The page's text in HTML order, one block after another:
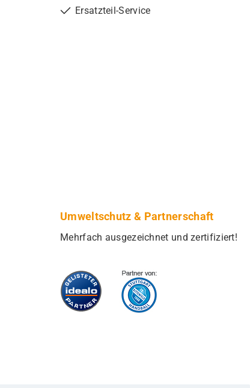
Ersatzteil-Service
Umweltschutz & Partnerschaft
Mehrfach ausgezeichnet und zertifiziert!